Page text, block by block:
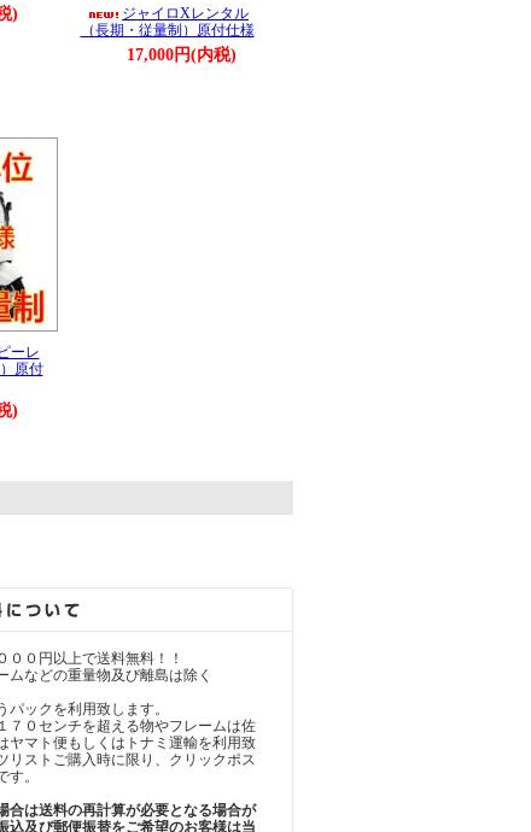
)
ジャイロXレンタル
（長期・従量制）原付仕様
17,000円(内税)
ーレ
原付
)
００円以上で送料無料！！
などの重量物及び離島は除く
パックを利用致します。
７０センチを超える物やフレームは佐
ヤマト便もしくはトナミ運輸を利用致
リストご購入時に限り、クリックポス
す。
合は送料の再計算が必要となる場合が
込及び郵便振替をご希望のお客様は当